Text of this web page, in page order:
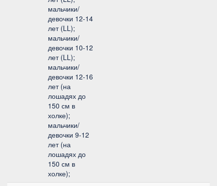
мальчики/
девочки 12-14
лет (LL);
мальчики/
девочки 10-12
лет (LL);
мальчики/
девочки 12-16
лет (на
лошадях до
150 см в
холке);
мальчики/
девочки 9-12
лет (на
лошадях до
150 см в
холке);